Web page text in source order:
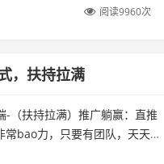
阅读9960次
，扶持拉满
（扶持拉满）推广躺赢：直推
bao力，只要有团队，天天躺